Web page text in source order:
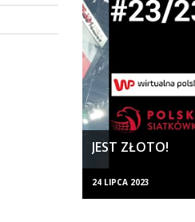
JEST ZŁOTO!
24 LIPCA 2023